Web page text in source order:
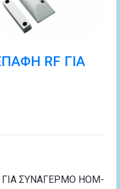
RF ΓΙΑ
ΣΥΝΑΓΕΡΜΟ HOM-